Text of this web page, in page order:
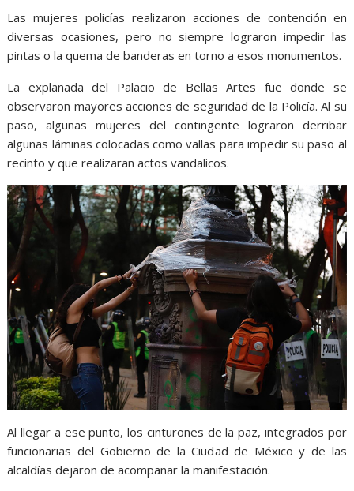
Las mujeres policías realizaron acciones de contención en
diversas ocasiones, pero no siempre lograron impedir las
pintas o la quema de banderas en torno a esos monumentos.
La explanada del Palacio de Bellas Artes fue donde se
observaron mayores acciones de seguridad de la Policía. Al su
paso, algunas mujeres del contingente lograron derribar
algunas láminas colocadas como vallas para impedir su paso al
recinto y que realizaran actos vandalicos.
Al llegar a ese punto, los cinturones de la paz, integrados por
funcionarias del Gobierno de la Ciudad de México y de las
alcaldías dejaron de acompañar la manifestación.